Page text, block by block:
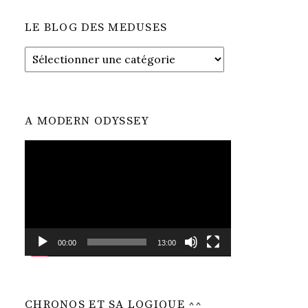
LE BLOG DES MEDUSES
LE
BLOG
A MODERN ODYSSEY
00:00 13:00
CHRONOS ET SA LOGIQUE ^^